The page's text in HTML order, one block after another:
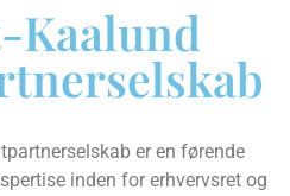
Kaalund
er en førende
inden for erhvervsret og